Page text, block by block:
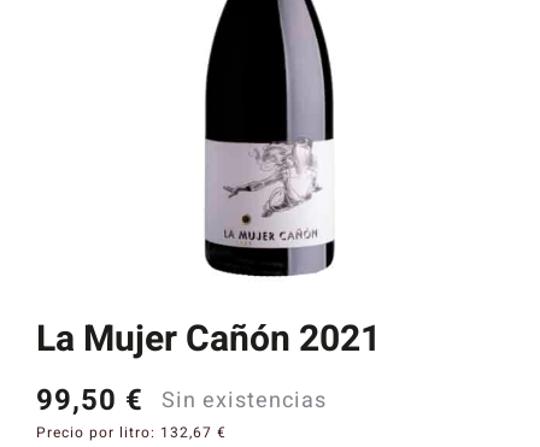
Catas y Actividades
La Mujer Cañón 2021
99,50 € Sin existencias
Precio por litro: 132,67 €